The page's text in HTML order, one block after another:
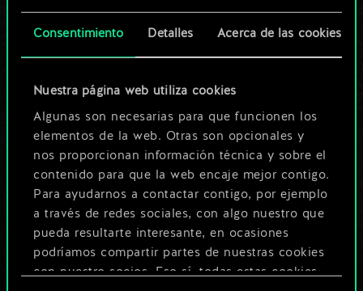
Consentimiento Detalles Acerca de las cookies
Nuestra página web utiliza cookies
Algunas son necesarias para que funcionen los
elementos de la web. Otras son opcionales y
nos proporcionan información técnica y sobre el
contenido para que la web encaje mejor contigo.
Para ayudarnos a contactar contigo, por ejemplo
a través de redes sociales, con algo nuestro que
pueda resultarte interesante, en ocasiones
podríamos compartir partes de nuestras cookies
con nuestro socios. Eso sí, todas estas cookies
cartas compartido.
¡Pero puede llegar a
ser mucho más!
Poner nombre a esta baraja y crear
una guía
O